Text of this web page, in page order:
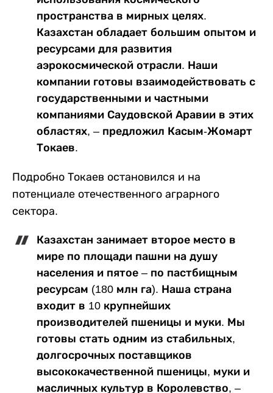
пространства в мирных целях.
Казахстан обладает большим опытом и
ресурсами для развития
аэрокосмической отрасли. Наши
компании готовы взаимодействовать с
государственными и частными
компаниями Саудовской Аравии в этих
областях, – предложил Касым-Жомарт
Токаев.
Подробно Токаев остановился и на
потенциале отечественного аграрного
сектора.
Казахстан занимает второе место в
мире по площади пашни на душу
населения и пятое – по пастбищным
ресурсам (180 млн га). Наша страна
входит в 10 крупнейших
производителей пшеницы и муки. Мы
готовы стать одним из стабильных,
долгосрочных поставщиков
высококачественной пшеницы, муки и
масличных культур в Королевство, –